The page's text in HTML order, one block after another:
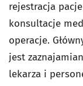
rejestracja
konsultacje
operacje.
jest
lekarza i